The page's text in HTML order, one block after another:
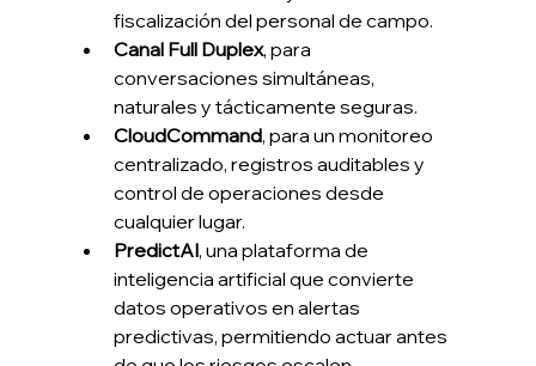
fiscalización del personal de campo.
Canal Full Duplex, para
conversaciones simultáneas,
naturales y tácticamente seguras.
CloudCommand, para un monitoreo
centralizado, registros auditables y
control de operaciones desde
cualquier lugar.
PredictAI, una plataforma de
inteligencia artificial que convierte
datos operativos en alertas
predictivas, permitiendo actuar antes